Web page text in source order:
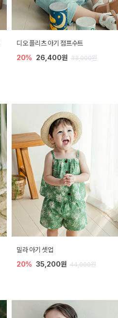
디오 플리츠 아기 점프수트
20% 26,400원 33,000원
밀라 아기 셋업
20% 35,200원 44,000원